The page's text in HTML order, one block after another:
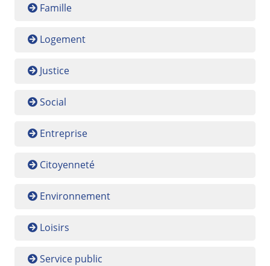
Famille
Logement
Justice
Social
Entreprise
Citoyenneté
Environnement
Loisirs
Service public